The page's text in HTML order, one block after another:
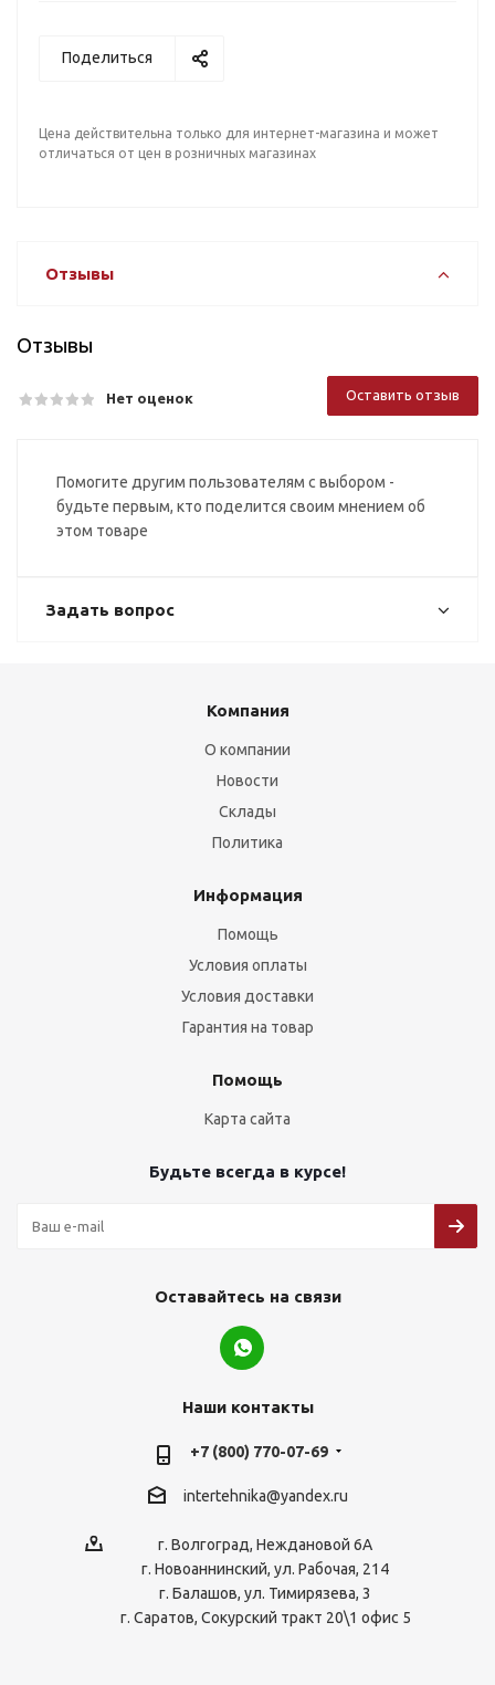
Поделиться
Цена действительна только для интернет-магазина и может
отличаться от цен в розничных магазинах
Отзывы
Отзывы
Нет оценок Оставить отзыв
Помогите другим пользователям с выбором -
будьте первым, кто поделится своим мнением об
этом товаре
Задать вопрос
Компания
О компании
Новости
Склады
Политика
Информация
Помощь
Условия оплаты
Условия доставки
Гарантия на товар
Помощь
Карта сайта
Будьте всегда в курсе!
Оставайтесь на связи
Наши контакты
+7 (800) 770-07-69
intertehnika@yandex.ru
г. Волгоград, Неждановой 6А
г. Новоаннинский, ул. Рабочая, 214
г. Балашов, ул. Тимирязева, 3
г. Саратов, Сокурский тракт 20\1 офис 5